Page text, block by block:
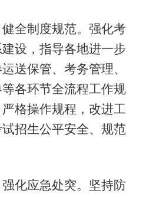
制度规范。强化考
设，指导各地进一步
送保管、考务管理、
各环节全流程工作规
格操作规程，改进工
招生公平安全、规范
应急处突。坚持防